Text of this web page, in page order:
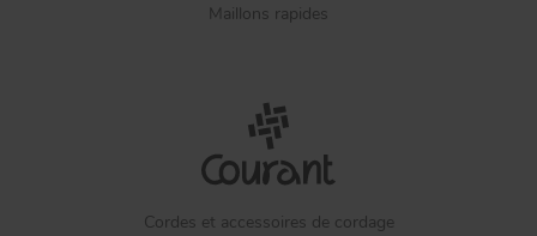
Maillons rapides
Cordes et accessoires de cordage